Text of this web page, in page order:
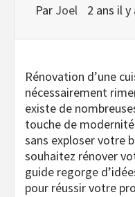
Par Joel 2 ans il y
Rénovation d’une
nécessairement
existe de
touche de
sans exploser votre
souhaitez rénover
guide regorge
pour réussir votre